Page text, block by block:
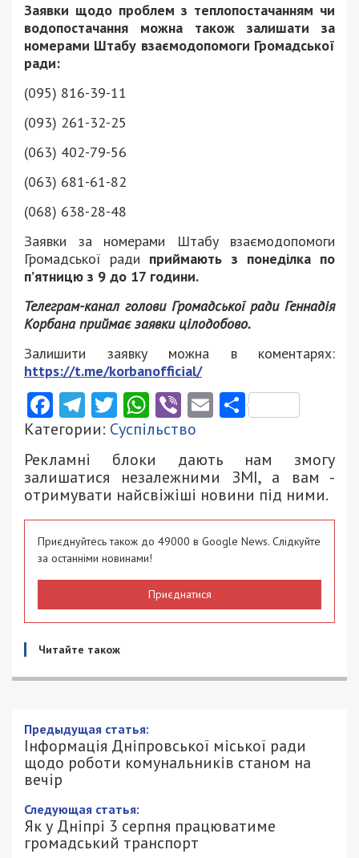
Заявки щодо проблем з теплопостачанням чи
водопостачання можна також залишати за
номерами Штабу взаємодопомоги Громадської
ради:
(095) 816-39-11
(093) 261-32-25
(063) 402-79-56
(063) 681-61-82
(068) 638-28-48
Заявки за номерами Штабу взаємодопомоги
Громадської ради приймають з понеділка по
п’ятницю з 9 до 17 години.
Телеграм-канал голови Громадської ради Геннадія
Корбана приймає заявки цілодобово.
Залишити заявку можна в коментарях:
https://t.me/korbanofficial/
Facebook
Telegram
Twitter
WhatsApp
ViberEmail
Категории: Суспільство
Рекламні блоки дають нам змогу
залишатися незалежними ЗМІ, а вам -
отримувати найсвіжіші новини під ними.
Приєднуйтесь також до 49000 в Google News. Слідкуйте
за останніми новинами!
Приєднатися
Читайте також
Предыдущая статья:
Інформація Дніпровської міської ради
щодо роботи комунальників станом на
вечір
Следующая статья:
Як у Дніпрі 3 серпня працюватиме
громадський транспорт